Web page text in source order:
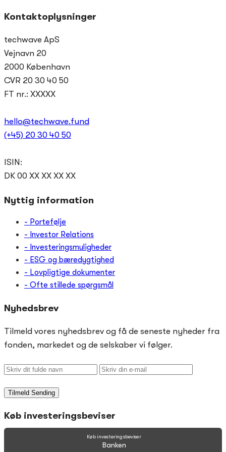
Skip
Skip
primary
navigation
Skip
to
content
Kontaktoplysninger
techwave ApS
Vejnavn 20
2000 København
CVR 20 30 40 50
FT nr.: XXXXX
hello@techwave.fund
(+45) 20 30 40 50
ISIN:
DK 00 XX XX XX XX
Nyttig information
- Portefølje
- Investor Relations
- Investeringsmuligheder
- ESG og bæredygtighed
- Lovpligtige dokumenter
- Ofte stillede spørgsmål
Nyhedsbrev
Tilmeld vores nyhedsbrev og få de seneste nyheder fra
fonden, markedet og de selskaber vi følger.
Tilmeld Sending
Køb investeringsbeviser
Køb investeringsbeviser
Banken